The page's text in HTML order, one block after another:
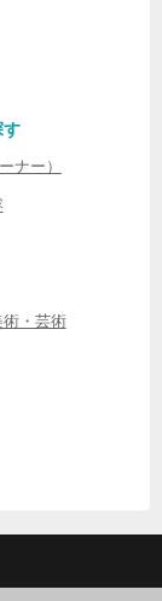
す
ナー）
術・芸術